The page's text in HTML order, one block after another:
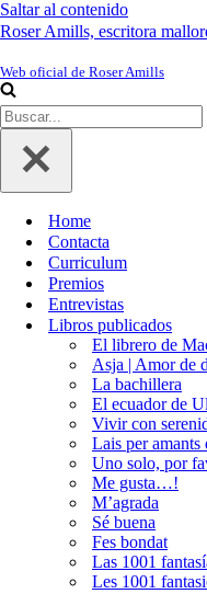
Saltar al contenido
Roser Amills, escritora
Web oficial de Roser Amills
Buscar...
Home
Contacta
Curriculum
Premios
Entrevistas
Libros publicados
El librero de
Asja | Amor de
La bachillera
El ecuador de
Vivir con
Lais per amants
Uno solo, por
Me gusta…!
M’agrada
Sé buena
Fes bondat
Las 1001
Les 1001